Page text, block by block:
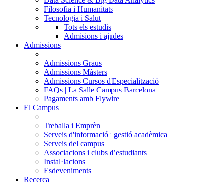
Filosofia i Humanitats
Tecnologia i Salut
Tots els estudis
Admisions i ajudes
Admissions
Admissions Graus
Admissions Màsters
Admissions Cursos d'Especialització
FAQs | La Salle Campus Barcelona
Pagaments amb Flywire
El Campus
Treballa i Emprèn
Serveis d'informació i gestió acadèmica
Serveis del campus
Associacions i clubs d’estudiants
Instal·lacions
Esdeveniments
Recerca